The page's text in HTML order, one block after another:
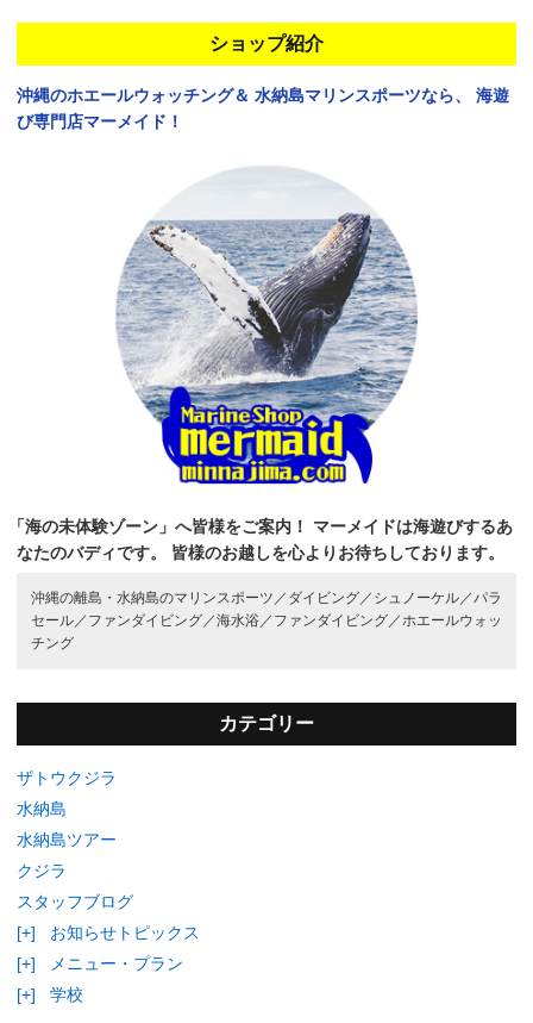
ショップ紹介
沖縄のホエールウォッチング＆ 水納島マリンスポーツなら、
海遊
び専門店マーメイド！
「海の未体験ゾーン」へ皆様をご案内！
マーメイドは海遊びするあ
なたのバディです。
皆様のお越しを心よりお待ちしております。
沖縄の離島・水納島のマリンスポーツ／ ダイビング／ シュノーケル／ パラ
セール／ ファンダイビング／海水浴／ ファンダイビング／ ホエールウォッ
チング
カテゴリー
ザトウクジラ
水納島
水納島ツアー
クジラ
スタッフブログ
[+]
お知らせトピックス
[+]
メニュー・プラン
[+]
学校